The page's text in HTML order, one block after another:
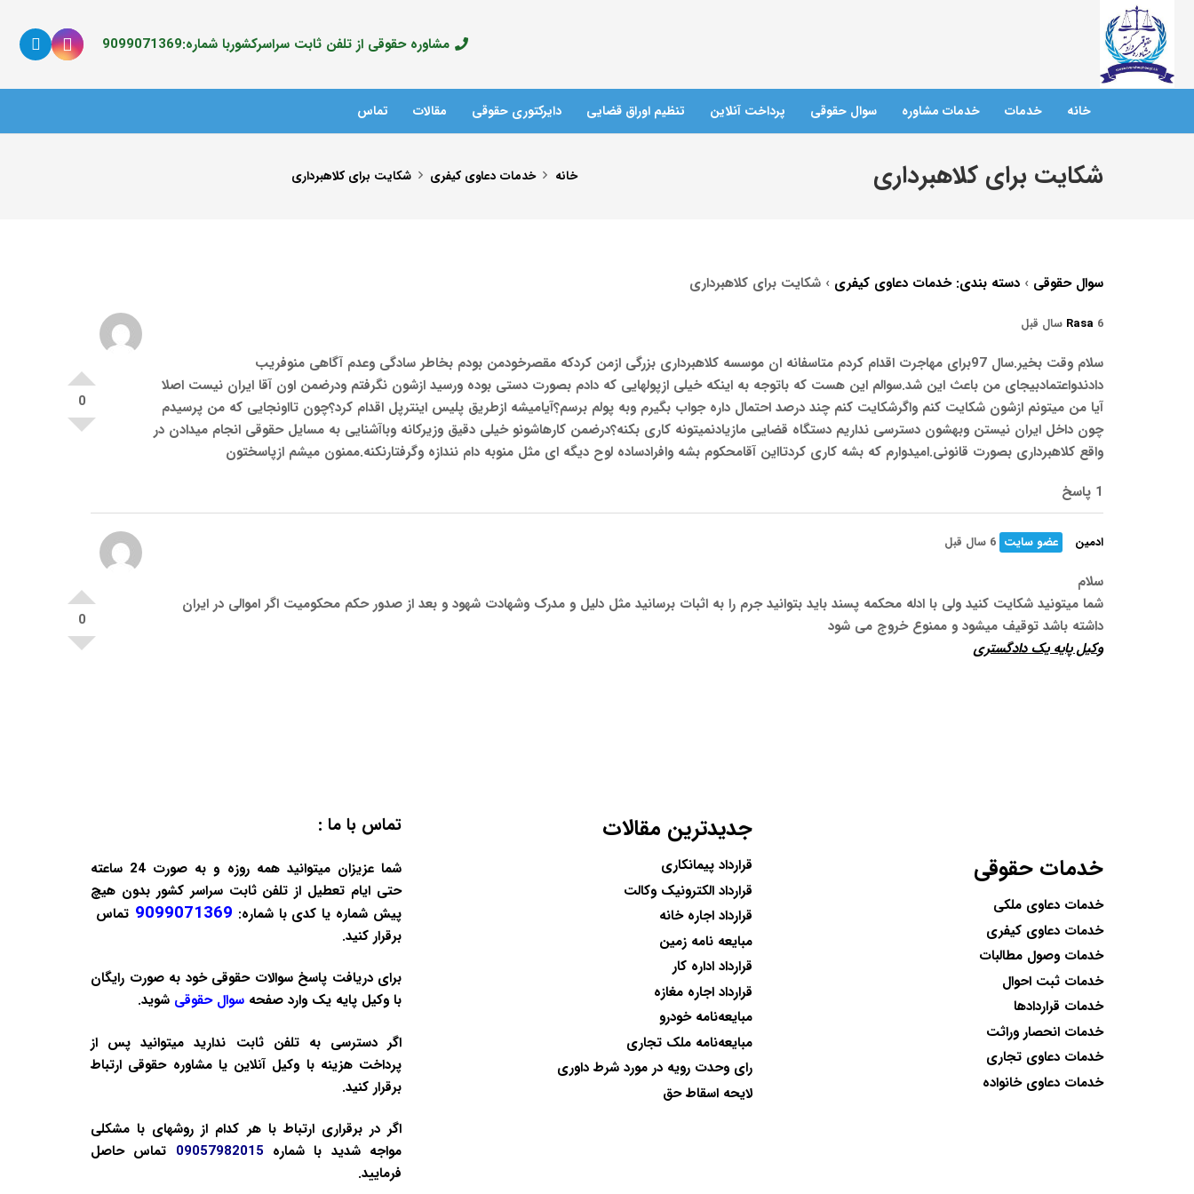
مشاوره حقوقی از تلفن ثابت سراسرکشوربا شماره:9099071369
خانه خدمات خدمات مشاوره سوال حقوقی پرداخت آنلاین تنظیم اوراق قضایی دایرکتوری حقوقی مقالات تماس
شکایت برای کلاهبرداری خانه خدمات دعاوی کیفری شکایت برای کلاهبرداری
سوال حقوقی › دسته بندی: خدمات دعاوی کیفری › شکایت برای کلاهبرداری
0
Rasa 6 سال قبل
سلام وقت بخیر.سال 97برای مهاجرت اقدام کردم متاسفانه ان موسسه کلاهبرداری بزرگی ازمن کردکه مقصرخودمن بودم بخاطر سادگی وعدم آگاهی منوفریب
دادندواعتمادبیجای من باعث این شد.سوالم این هست که باتوجه به اینکه خیلی ازپولهایی که دادم بصورت دستی بوده ورسید ازشون نگرفتم ودرضمن اون آقا ایران نیست اصلا
آیا من میتونم ازشون شکایت کنم واگرشکایت کنم چند درصد احتمال داره جواب بگیرم وبه پولم برسم؟آیامیشه ازطریق پلیس اینترپل اقدام کرد؟چون تااونجایی که من پرسیدم
چون داخل ایران نیستن وبهشون دسترسی نداریم دستگاه قضایی مازیادنمیتونه کاری بکنه؟درضمن کارهاشونو خیلی دقیق وزیرکانه وباآشنایی به مسایل حقوقی انجام میدادن در
واقع کلاهبرداری بصورت قانونی.امیدوارم که بشه کاری کردتااین آقامحکوم بشه وافرادساده لوح دیگه ای مثل منوبه دام نندازه وگرفتارنکنه.ممنون میشم ازپاسختون
1 پاسخ
0
ادمین عضو سایت
سلام
شما میتونید شکایت کنید ولی با ادله محکمه پسند باید بتوانید جرم را به اثبات برسانید مثل دلیل و مدرک وشهادت شهود و بعد از صدور حکم محکومیت اگر اموالی در ایران
داشته باشد توقیف میشود و ممنوع خروج می شود
وکیل پایه یک دادگستری
خدمات حقوقی
خدمات دعاوی ملکی
خدمات دعاوی کیفری
خدمات وصول مطالبات
خدمات ثبت احوال
خدمات قراردادها
خدمات انحصار وراثت
خدمات دعاوی تجاری
خدمات دعاوی خانواده
جدیدترین مقالات
قرارداد پیمانکاری
قرارداد الکترونیک وکالت
قرارداد اجاره خانه
مبایعه نامه زمین
قرارداد اداره کار
قرارداد اجاره مغازه
مبایعه‌نامه خودرو
مبایعه‌نامه ملک تجاری
رای وحدت رویه در مورد شرط داوری
لایحه اسقاط حق
تماس با ما :
شما عزیزان میتوانید همه روزه و به صورت 24 ساعته
حتی ایام تعطیل از تلفن ثابت سراسر کشور بدون هیچ
پیش شماره یا کدی با شماره: 9099071369 تماس
برقرار کنید.
برای دریافت پاسخ سوالات حقوقی خود به صورت رایگان
با وکیل پایه یک وارد صفحه سوال حقوقی شوید.
اگر دسترسی به تلفن ثابت ندارید میتوانید پس از
پرداخت هزینه با وکیل آنلاین یامشاوره حقوقی ارتباط
برقرار کنید.
اگر در برقراری ارتباط با هر کدام از روشهای با مشکلی
مواجه شدید با شماره 09057982015 تماس حاصل
فرمایید.